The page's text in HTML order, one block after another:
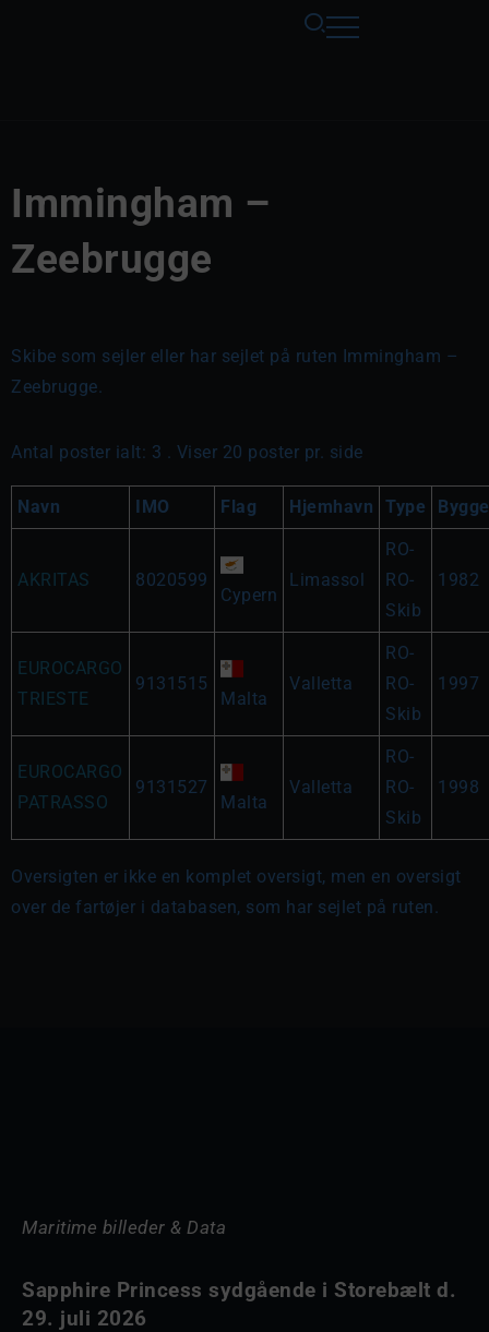
Immingham –
Zeebrugge
Skibe som sejler eller har sejlet på ruten Immingham –
Zeebrugge.
Antal poster ialt: 3 . Viser 20 poster pr. side
Navn IMO Flag Hjemhavn Type
AKRITAS 8020599
Cypern
Limassol
RO-
RO-
Skib
1982
EUROCARGO
TRIESTE
9131515
Malta
Valletta
RO-
RO-
Skib
1997
EUROCARGO
PATRASSO
9131527
Malta
Valletta
RO-
RO-
Skib
1998
Oversigten er ikke en komplet oversigt, men en oversigt
over de fartøjer i databasen, som har sejlet på ruten.
Maritime billeder & Data
Sapphire Princess sydgående i Storebælt d.
29. juli 2026